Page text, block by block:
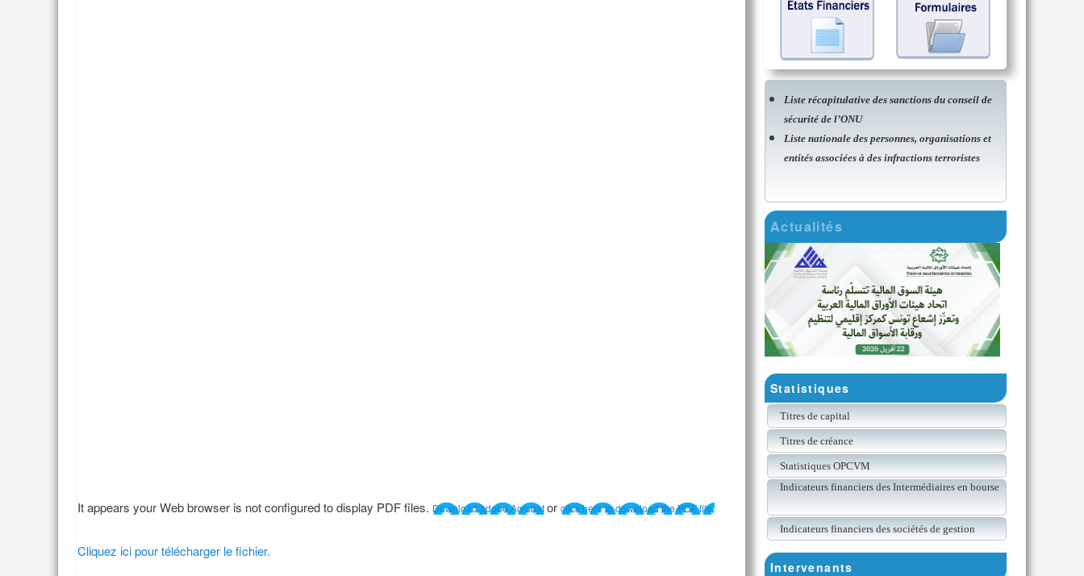
It appears your Web browser is not configured to display PDF files. Download adobe Acrobator click here to download the PDF file.
Cliquez ici pour télécharger le fichier.
Liste récapitulative des sanctions du conseil de
sécurité de l’ONU
Liste nationale des personnes, organisations et
entités associées à des infractions terroristes
Actualités
Statistiques
Titres de capital
Titres de créance
Statistiques OPCVM
Indicateurs financiers des Intermédiaires en bourse
Indicateurs financiers des sociétés de gestion
Intervenants